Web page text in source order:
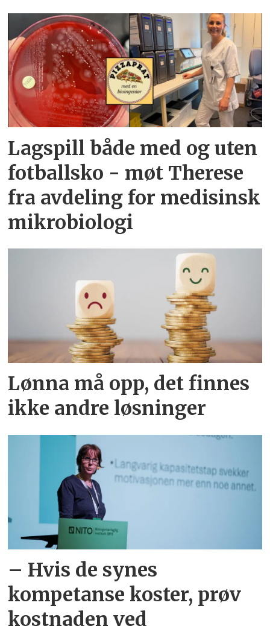
Lagspill både med og uten
fotballsko - møt Therese
fra avdeling for medisinsk
mikrobiologi
Lønna må opp, det finnes
ikke andre løsninger
– Hvis de synes
kompetanse koster, prøv
kostnaden ved